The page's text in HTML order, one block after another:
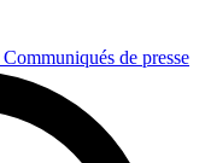
Communiqués de presse